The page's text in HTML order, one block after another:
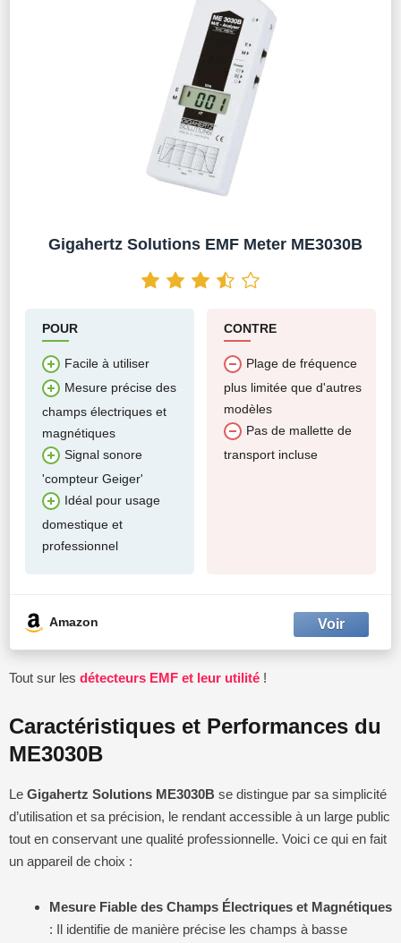
Gigahertz Solutions EMF Meter ME3030B
POUR
Facile à utiliser
Mesure précise des
champs électriques et
magnétiques
Signal sonore
'compteur Geiger'
Idéal pour usage
domestique et
professionnel
CONTRE
Plage de fréquence
plus limitée que d'autres
modèles
Pas de mallette de
transport incluse
Amazon
Tout sur les détecteurs EMF et leur utilité !
Caractéristiques et Performances du
ME3030B
Le Gigahertz Solutions ME3030B se distingue par sa simplicité
d’utilisation et sa précision, le rendant accessible à un large public
tout en conservant une qualité professionnelle. Voici ce qui en fait
un appareil de choix :
Mesure Fiable des Champs Électriques et Magnétiques
: Il identifie de manière précise les champs à basse